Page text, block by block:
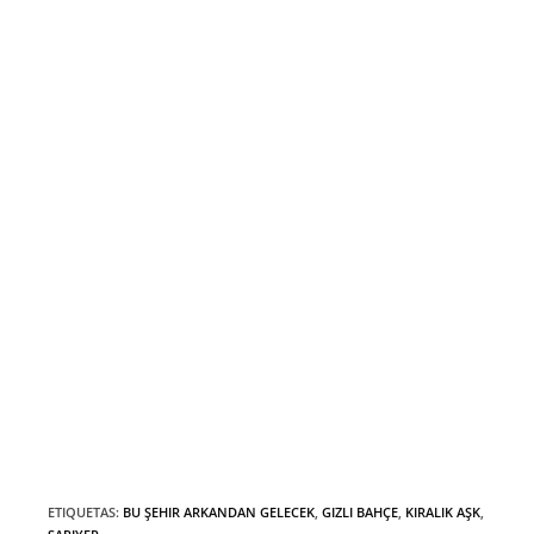
ETIQUETAS: BU ŞEHIR ARKANDAN GELECEK, GIZLI BAHÇE, KIRALIK AŞK,